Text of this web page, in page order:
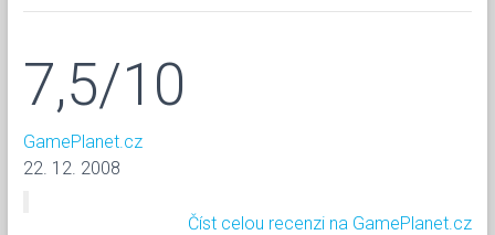
7,5/10
GamePlanet.cz
22. 12. 2008
Číst celou recenzi na GamePlanet.cz